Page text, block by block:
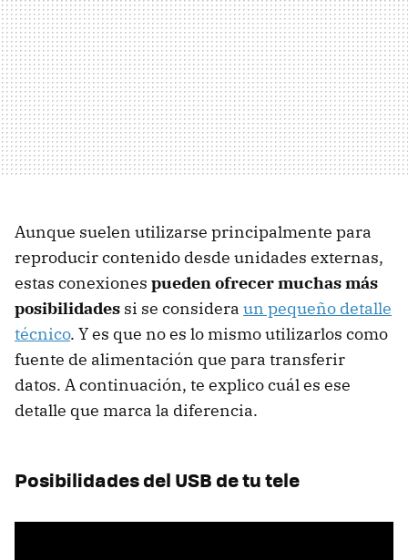
Aunque suelen utilizarse principalmente para
reproducir contenido desde unidades externas,
estas conexiones pueden ofrecer muchas más
posibilidades si se considera un pequeño detalle
técnico. Y es que no es lo mismo utilizarlos como
fuente de alimentación que para transferir
datos. A continuación, te explico cuál es ese
detalle que marca la diferencia.
Posibilidades del USB de tu tele